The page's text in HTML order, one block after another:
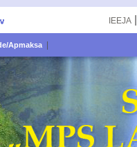
IEEJA
Apmaksa